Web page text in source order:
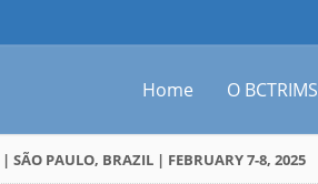
Home O BCTRIMS
PAULO, BRAZIL | FEBRUARY 7-8, 2025